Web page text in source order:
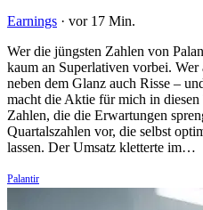
Earnings · vor 17 Min.
Wer die jüngsten Zahlen von
kaum an Superlativen vorbei. Wer
neben dem Glanz auch Risse –
macht die Aktie für mich in
Zahlen, die die Erwartungen
Quartalszahlen vor, die selbst
lassen. Der Umsatz kletterte im…
Palantir